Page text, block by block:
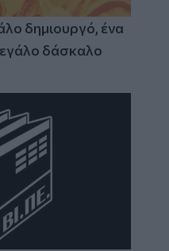
δημιουργό, ένα
δάσκαλο